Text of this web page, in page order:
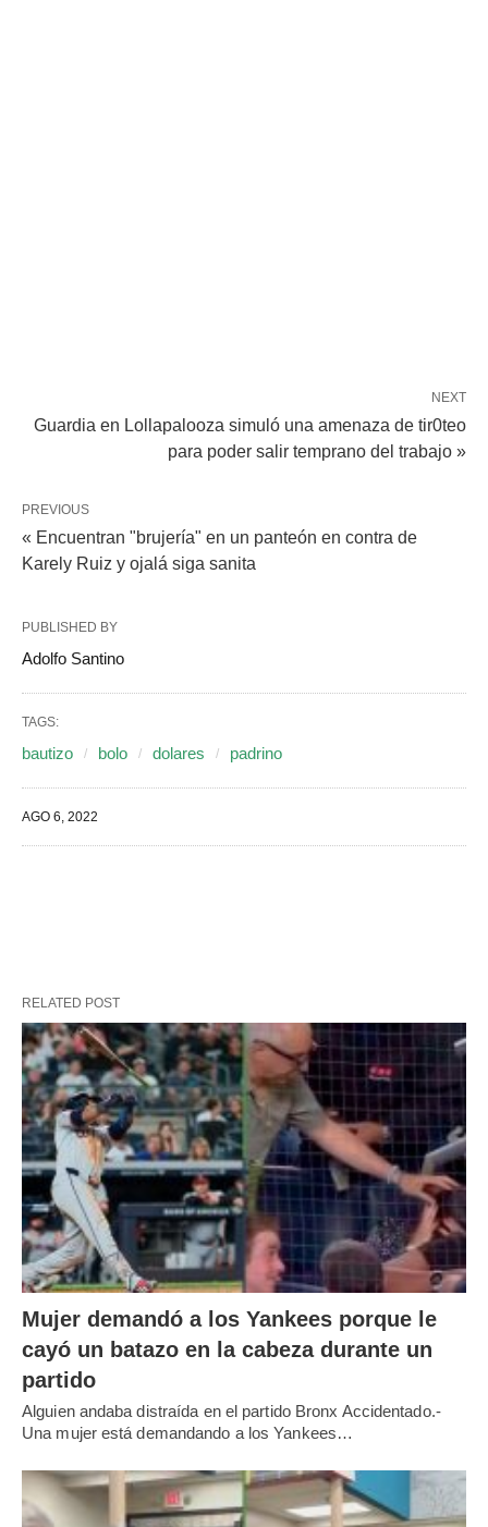
NEXT
Guardia en Lollapalooza simuló una amenaza de tir0teo
para poder salir temprano del trabajo »
PREVIOUS
« Encuentran "brujería" en un panteón en contra de
Karely Ruiz y ojalá siga sanita
PUBLISHED BY
Adolfo Santino
TAGS:
bautizo bolo dolares padrino
AGO 6, 2022
RELATED POST
Mujer demandó a los Yankees porque le
cayó un batazo en la cabeza durante un
partido
Alguien andaba distraída en el partido Bronx Accidentado.-
Una mujer está demandando a los Yankees…